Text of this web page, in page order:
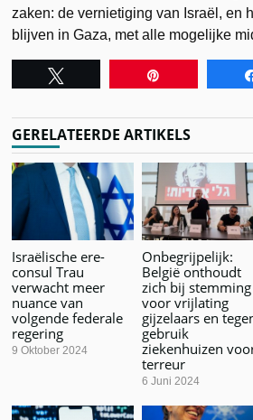
zaken: de vernietiging van Israël, en
blijven in Gaza, met alle mogelijke
GERELATEERDE ARTIKELS
Israëlische ere-
consul Trau
verwacht meer
nuance van
volgende federale
regering
9 Oktober 2024
Onbegrijpelijk:
België onthoudt
zich bij stemming
voor vrijlating
gijzelaars en
gebruik
ziekenhuizen
terreur
6 Juni 2024